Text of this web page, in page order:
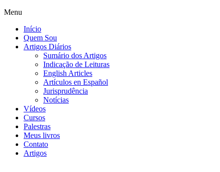
Menu
Início
Quem Sou
Artigos Diários
Sumário dos Artigos
Indicação de Leituras
English Articles
Artículos en Español
Jurisprudência
Notícias
Vídeos
Cursos
Palestras
Meus livros
Contato
Artigos